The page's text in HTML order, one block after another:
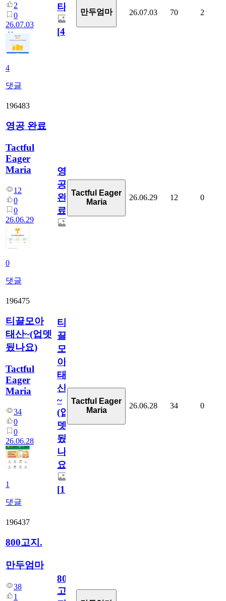
2
0
26.07.03
4
댓글
타
[4]
만두엄마 26.07.03 70 2
196483
영공 완료
Tactful
Eager
Maria
12
0
0
26.06.29
0
댓글
영
공
완
료
Tactful Eager
Maria
26.06.29 12 0
196475
티끌모아
태산~(업뎃
됬나요)
Tactful
Eager
Maria
34
0
0
26.06.28
1
댓글
티
끌
모
아
태
산
~
(업
뎃
됬
나
요)
[1]
Tactful Eager
Maria
26.06.28 34 0
196437
800고지.
만두엄마
38
1
800
고